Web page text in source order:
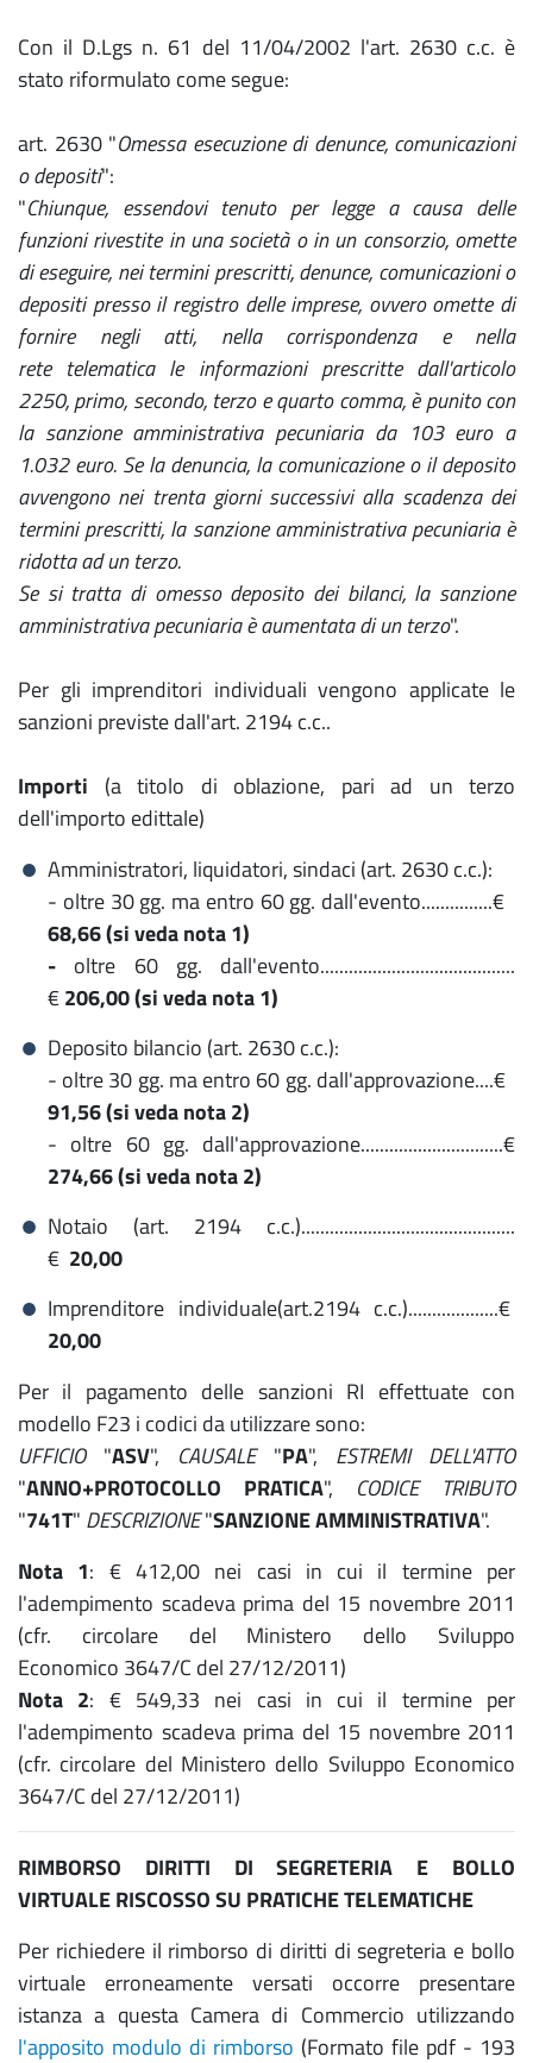
Con il D.Lgs n. 61 del 11/04/2002 l'art. 2630 c.c. è
stato riformulato come segue:
art. 2630 "Omessa esecuzione di denunce, comunicazioni
o depositi":
"Chiunque, essendovi tenuto per legge a causa delle
funzioni rivestite in una società o in un consorzio, omette
di eseguire, nei termini prescritti, denunce, comunicazioni o
depositi presso il registro delle imprese, ovvero omette di
fornire negli atti, nella corrispondenza e nella
rete telematica le informazioni prescritte dall'articolo
2250, primo, secondo, terzo e quarto comma, è punito con
la sanzione amministrativa pecuniaria da 103 euro a
1.032 euro. Se la denuncia, la comunicazione o il deposito
avvengono nei trenta giorni successivi alla scadenza dei
termini prescritti, la sanzione amministrativa pecuniaria è
ridotta ad un terzo.
Se si tratta di omesso deposito dei bilanci, la sanzione
amministrativa pecuniaria è aumentata di un terzo".
Per gli imprenditori individuali vengono applicate le
sanzioni previste dall'art. 2194 c.c..
Importi (a titolo di oblazione, pari ad un terzo
dell'importo edittale)
Amministratori, liquidatori, sindaci (art. 2630 c.c.):
- oltre 30 gg. ma entro 60 gg. dall'evento...............€
68,66 (si veda nota 1)
- oltre 60 gg. dall'evento.........................................
€206,00 (si veda nota 1)
Deposito bilancio (art. 2630 c.c.):
- oltre 30 gg. ma entro 60 gg. dall'approvazione....€
91,56 (si veda nota 2)
- oltre 60 gg. dall'approvazione..............................€
274,66 (si veda nota 2)
Notaio (art. 2194 c.c.).............................................
€ 20,00
Imprenditore individuale(art.2194 c.c.)...................€
20,00
Per il pagamento delle sanzioni RI effettuate con
modello F23 i codici da utilizzare sono:
UFFICIO"ASV", CAUSALE"PA", ESTREMI DELL'ATTO
"ANNO+PROTOCOLLO PRATICA", CODICE TRIBUTO
"741T" DESCRIZIONE"SANZIONE AMMINISTRATIVA".
Nota 1: € 412,00 nei casi in cui il termine per
l'adempimento scadeva prima del 15 novembre 2011
(cfr. circolare del Ministero dello Sviluppo
Economico 3647/C del 27/12/2011)
Nota 2: € 549,33 nei casi in cui il termine per
l'adempimento scadeva prima del 15 novembre 2011
(cfr. circolare del Ministero dello Sviluppo Economico
3647/C del 27/12/2011)
RIMBORSO DIRITTI DI
SEGRETERIA E BOLLO
VIRTUALE RISCOSSO SU PRATICHE TELEMATICHE
Per richiedere il rimborso di diritti di segreteria e bollo
virtuale erroneamente versati occorre presentare
istanza a questa Camera di Commercio utilizzando
l'apposito modulo di rimborso (Formato file pdf - 193